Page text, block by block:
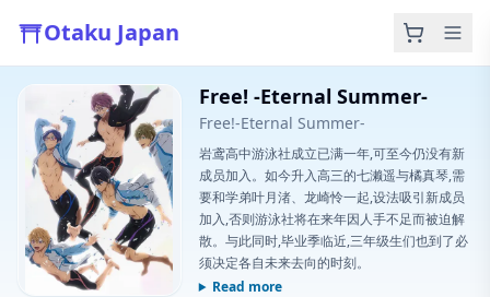
Otaku Japan
Free! -Eternal Summer-
Free!-Eternal Summer-
岩鸢高中游泳社成立已满一年,可至今仍没有新
成员加入。如今升入高三的七濑遥与橘真琴,需
要和学弟叶月渚、龙崎怜一起,设法吸引新成员
加入,否则游泳社将在来年因人手不足而被迫解
散。与此同时,毕业季临近,三年级生们也到了必
须决定各自未来去向的时刻。
Read more